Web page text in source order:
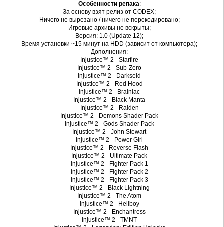
Особенности репака:
За основу взят релиз от CODEX;
Ничего не вырезано / ничего не перекодировано;
Игровые архивы не вскрыты;
Версия: 1.0 (Update 12);
Время установки ~15 минут на HDD (зависит от компьютера);
Дополнения:
Injustice™ 2 - Starfire
Injustice™ 2 - Sub-Zero
Injustice™ 2 - Darkseid
Injustice™ 2 - Red Hood
Injustice™ 2 - Brainiac
Injustice™ 2 - Black Manta
Injustice™ 2 - Raiden
Injustice™ 2 - Demons Shader Pack
Injustice™ 2 - Gods Shader Pack
Injustice™ 2 - John Stewart
Injustice™ 2 - Power Girl
Injustice™ 2 - Reverse Flash
Injustice™ 2 - Ultimate Pack
Injustice™ 2 - Fighter Pack 1
Injustice™ 2 - Fighter Pack 2
Injustice™ 2 - Fighter Pack 3
Injustice™ 2 - Black Lightning
Injustice™ 2 - The Atom
Injustice™ 2 - Hellboy
Injustice™ 2 - Enchantress
Injustice™ 2 - TMNT